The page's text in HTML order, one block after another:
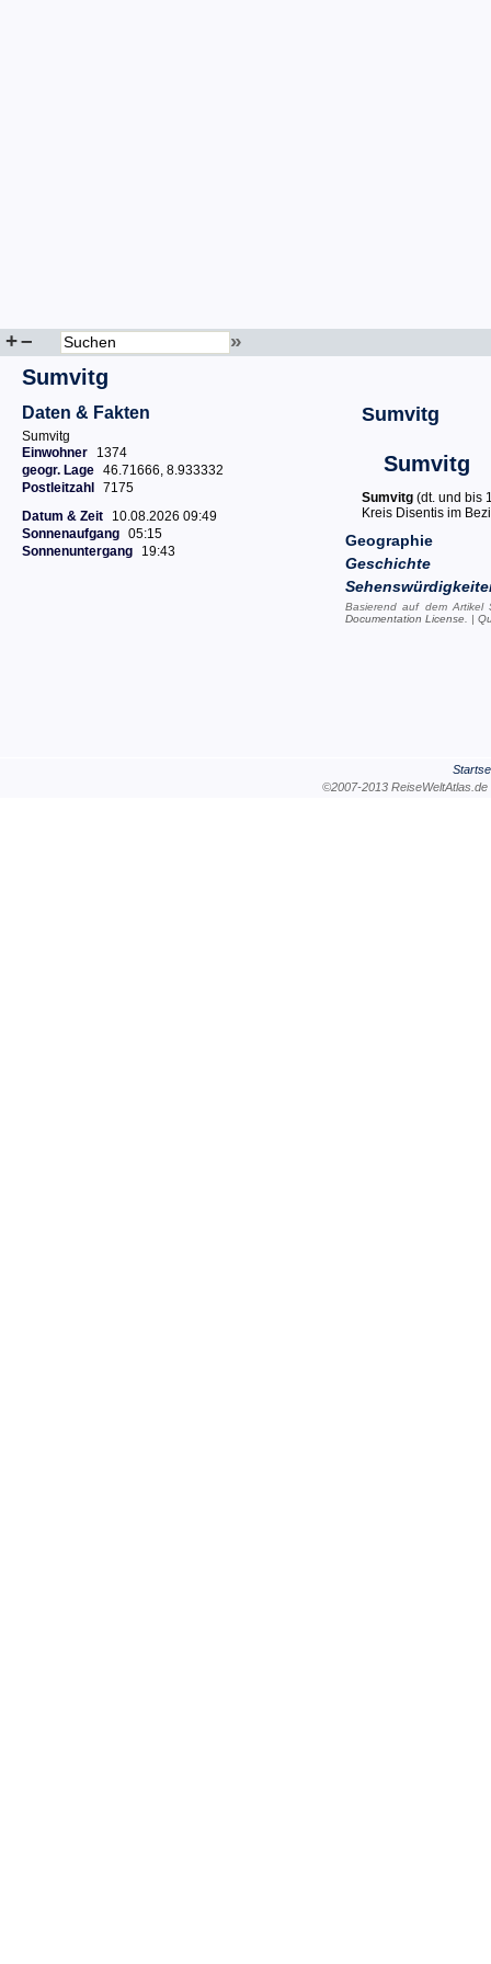
+– »
Sumvitg
Daten & Fakten
Sumvitg
Einwohner
1374
geogr. Lage 46.71666, 8.933332
Postleitzahl
7175
Datum & Zeit
10.08.2026 09:49
Sonnenaufgang 05:15
Sonnenuntergang
19:43
Sumvitg
Sumvitg
Sumvitg (dt. und bis
Kreis Disentis im
Geographie
Geschichte
Basierend auf dem Artikel
Documentation License . |
©2007-2013